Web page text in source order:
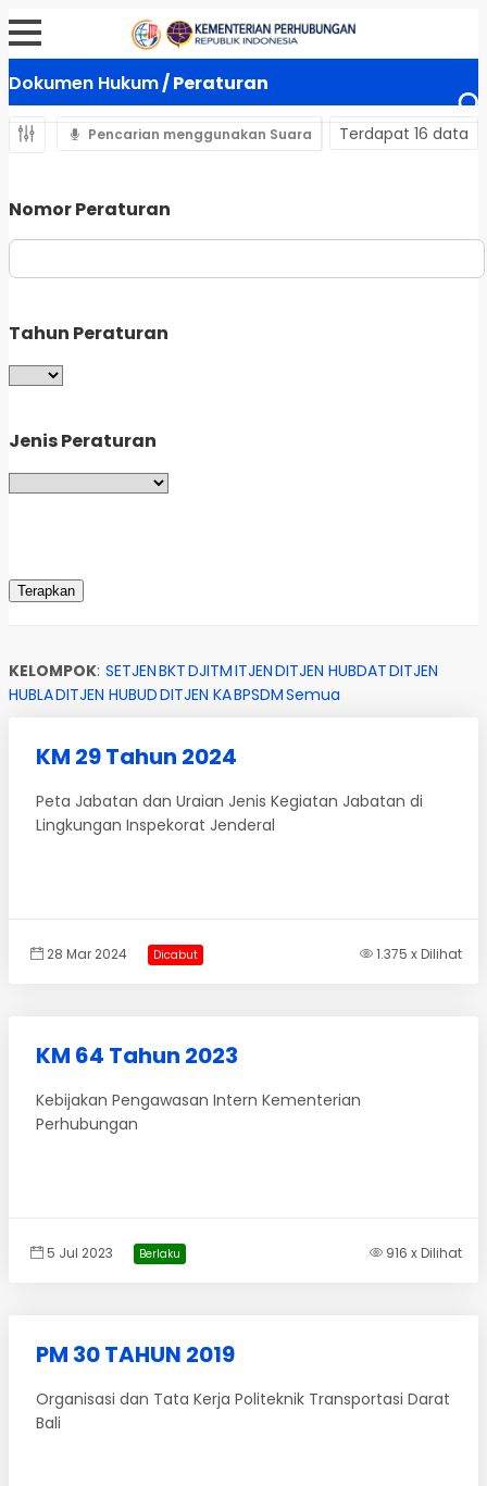
Dokumen Hukum/ Peraturan
Pencarian menggunakan Suara Terdapat 16 data
Nomor Peraturan
Tahun Peraturan
Jenis Peraturan
KELOMPOK: SETJENBKTDJITMITJENDITJEN HUBDATDITJEN
HUBLADITJEN HUBUDDITJEN KABPSDMSemua
KM 29 Tahun 2024
Peta Jabatan dan Uraian Jenis Kegiatan Jabatan di
Lingkungan Inspekorat Jenderal
28 Mar 2024 Dicabut 1.375 x Dilihat
KM 64 Tahun 2023
Kebijakan Pengawasan Intern Kementerian
Perhubungan
5 Jul 2023 Berlaku 916 x Dilihat
PM 30 TAHUN 2019
Organisasi dan Tata Kerja Politeknik Transportasi Darat
Bali